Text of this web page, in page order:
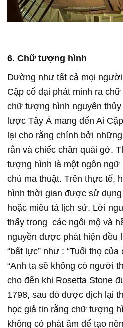
6. Chữ tượng hình
Dường như tất cả mọi
Cập cổ đại phát minh ra
chữ tượng hình nguyên
lược Tây Á mang đến Ai
lại cho rằng chính bởi
rắn và chiếc chân quái gở.
tượng hình là một ngôn ngữ
chú ma thuật. Trên thực tế,
hình thời gian được sử
hoặc miêu tả lịch sử. Lời
thấy trong các ngôi mộ và
nguyền được phát hiện đều
“bất lực” như : “Tuổi thọ
“Anh ta sẽ không có người
cho đến khi Rosetta Stone
1798, sau đó được dịch lại
học giả tin rằng chữ tượng
không có phát âm để tạo